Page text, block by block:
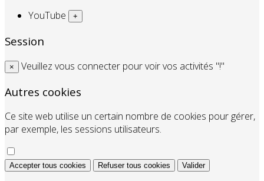
YouTube +
Session
× Veuillez vous connecter pour voir vos activités "!"
Autres cookies
Ce site web utilise un certain nombre de cookies pour gérer,
par exemple, les sessions utilisateurs.
Accepter tous cookies Refuser tous cookies Valider